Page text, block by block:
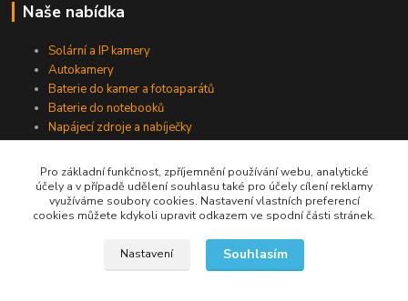
Naše nabídka
Solární a IP kamery
Autokamery
Baterie do kamer a fotoaparátů
Baterie do notebooků
Napájecí zdroje a nabíječky
Jsme na Facebooku
Pro základní funkčnost, zpříjemnění používání webu, analytické
účely a v případě udělení souhlasu také pro účely cílení reklamy
využíváme soubory cookies. Nastavení vlastních preferencí
cookies můžete kdykoli upravit odkazem ve spodní části stránek.
Nastavení Souhlasím